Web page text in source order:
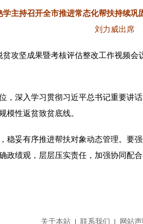
学主持召开全市推进常态化帮扶持续巩
刘力威出席
攻坚成果暨考核评估整改工作视频
，深入学习贯彻习近平总书记重要
模性返贫致贫底线。
稳妥有序推进帮扶对象动态管理。
绩观，层层压实责任，加强协同配